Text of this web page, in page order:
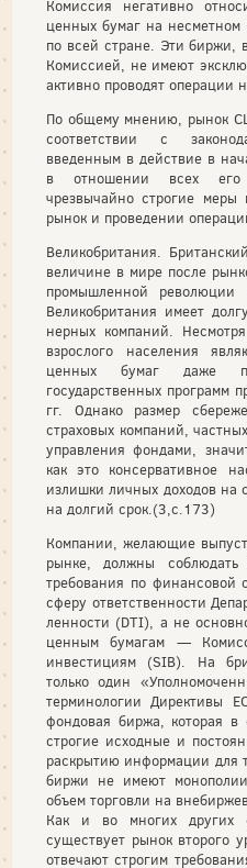
Комиссия негативно
ценных бумаг на
по всей стране. Эти бир­жи,
Комиссией, не имеют
активно проводят опе­рации
По общему мнению, рынок
соответствии с
введенным в действие в
в отношении всех его
чрезвычай­но строгие
рынок и про­ведении
Великобритания.
величине в мире после
промышленной
Великобритания имеет
нерных компаний.
взрослого населения
цен­ных бумаг даже
государственных программ
гг. Однако размер
страховых компаний,
управления фондами,
как это консервативное
излишки личных доходов на
на долгий срок.(3,с.173)
Компании, желающие
рынке, должны
требования по финансовой
сферу ответственности
ленности (DTI), а не
ценным бумагам —
инвестициям (SIB). На
только один
терминологии Директивы
фондовая биржа, которая в
строгие исходные и
раскрытию информации для
биржи не имеют
объем торговли на
Как и во многих других
существует рынок второго
отвечают строгим